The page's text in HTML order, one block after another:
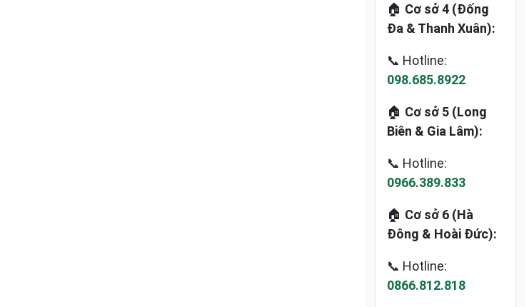
🏠 Cơ sở 4 (Đống
Đa & Thanh Xuân):
📞 Hotline:
098.685.8922
🏠 Cơ sở 5 (Long
Biên & Gia Lâm):
📞 Hotline:
0966.389.833
🏠 Cơ sở 6 (Hà
Đông & Hoài Đức):
📞 Hotline:
0866.812.818